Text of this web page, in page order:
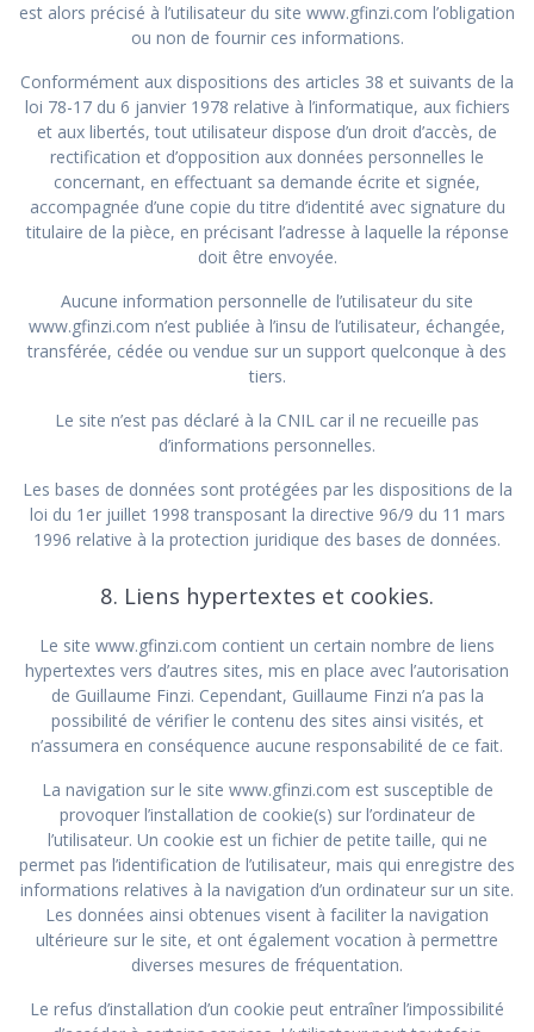
est alors précisé à l’utilisateur du site www.gfinzi.com l’obligation
ou non de fournir ces informations.
Conformément aux dispositions des articles 38 et suivants de la
loi 78-17 du 6 janvier 1978 relative à l’informatique, aux fichiers
et aux libertés, tout utilisateur dispose d’un droit d’accès, de
rectification et d’opposition aux données personnelles le
concernant, en effectuant sa demande écrite et signée,
accompagnée d’une copie du titre d’identité avec signature du
titulaire de la pièce, en précisant l’adresse à laquelle la réponse
doit être envoyée.
Aucune information personnelle de l’utilisateur du site
www.gfinzi.com n’est publiée à l’insu de l’utilisateur, échangée,
transférée, cédée ou vendue sur un support quelconque à des
tiers.
Le site n’est pas déclaré à la CNIL car il ne recueille pas
d’informations personnelles.
Les bases de données sont protégées par les dispositions de la
loi du 1er juillet 1998 transposant la directive 96/9 du 11 mars
1996 relative à la protection juridique des bases de données.
8. Liens hypertextes et cookies.
Le site www.gfinzi.com contient un certain nombre de liens
hypertextes vers d’autres sites, mis en place avec l’autorisation
de Guillaume Finzi. Cependant, Guillaume Finzi n’a pas la
possibilité de vérifier le contenu des sites ainsi visités, et
n’assumera en conséquence aucune responsabilité de ce fait.
La navigation sur le site www.gfinzi.com est susceptible de
provoquer l’installation de cookie(s) sur l’ordinateur de
l’utilisateur. Un cookie est un fichier de petite taille, qui ne
permet pas l’identification de l’utilisateur, mais qui enregistre des
informations relatives à la navigation d’un ordinateur sur un site.
Les données ainsi obtenues visent à faciliter la navigation
ultérieure sur le site, et ont également vocation à permettre
diverses mesures de fréquentation.
Le refus d’installation d’un cookie peut entraîner l’impossibilité